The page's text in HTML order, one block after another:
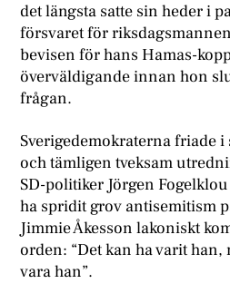
det längsta satte sin heder i
försvaret för
bevisen för hans Hamas-
överväldigande innan hon
frågan.
Sverigedemokraterna friade
och tämligen tveksam
SD-politiker Jörgen
ha spridit grov antisemitism
Jimmie Åkesson lakoniskt
orden: “Det kan ha varit han,
vara han”.